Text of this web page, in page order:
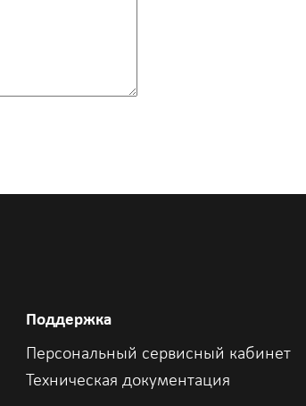
Поддержка
Персональный сервисный кабинет
Техническая документация